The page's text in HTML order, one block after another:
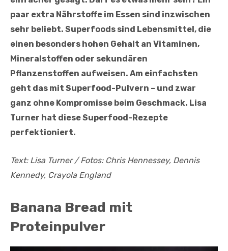
paar extra Nährstoffe im Essen sind inzwischen
sehr beliebt. Superfoods sind Lebensmittel, die
einen besonders hohen Gehalt an Vitaminen,
Mineralstoffen oder sekundären
Pflanzenstoffen aufweisen. Am einfachsten
geht das mit Superfood-Pulvern – und zwar
ganz ohne Kompromisse beim Geschmack. Lisa
Turner hat diese Superfood-Rezepte
perfektioniert.
Text: Lisa Turner / Fotos: Chris Hennessey, Dennis
Kennedy, Crayola England
Banana Bread mit
Proteinpulver